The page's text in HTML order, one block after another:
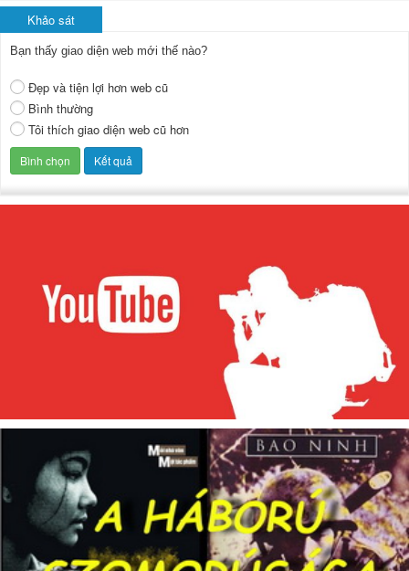
Khảo sát
Bạn thấy giao diện web mới thế nào?
Đẹp và tiện lợi hơn web cũ
Bình thường
Tôi thích giao diện web cũ hơn